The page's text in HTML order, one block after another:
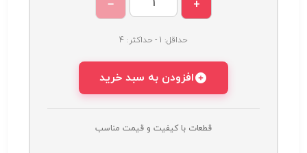
+
−
حداقل: 1 - حداکثر: 4
افزودن به سبد خرید
قطعات با کیفیت و قیمت مناسب